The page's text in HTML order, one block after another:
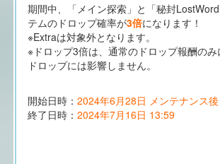
期間中、「メイン探索」と「秘封
テムのドロップ確率が3倍になります！
※Extraは対象外となります。
※ドロップ3倍は、通常のドロップ報酬の
ドロップには影響しません。
開始日時： 2024年6月28日 メンテナンス後
終了日時： 2024年7月16日 13:59